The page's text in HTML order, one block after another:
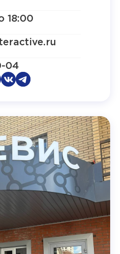
18:00
04